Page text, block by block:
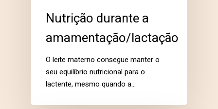
Nutrição durante a
amamentação/lactação
O leite materno consegue manter o
seu equilíbrio nutricional para o
lactente, mesmo quando a…